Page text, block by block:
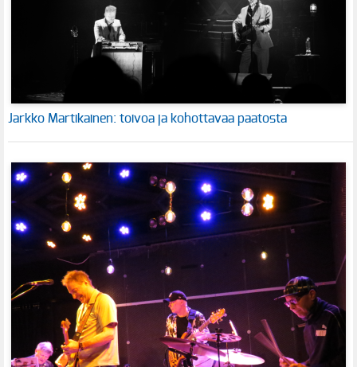
Jarkko Martikainen: toivoa ja kohottavaa paatosta